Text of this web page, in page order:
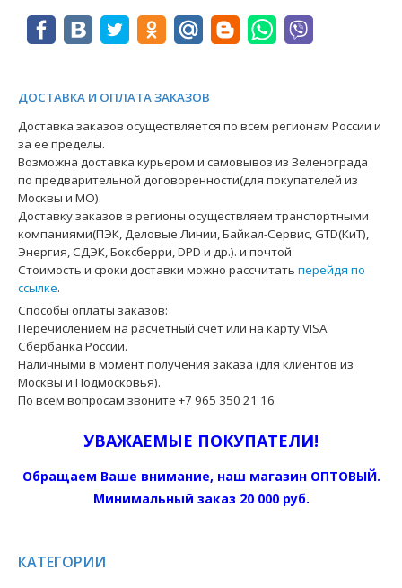
ДОСТАВКА И ОПЛАТА ЗАКАЗОВ
Доставка заказов осуществляется по всем регионам России и
за ее пределы.
Возможна доставка курьером и самовывоз из Зеленограда
по предварительной договоренности(для покупателей из
Москвы и МО).
Доставку заказов в регионы осуществляем транспортными
компаниями(ПЭК, Деловые Линии, Байкал-Сервис, GTD(КиТ),
Энергия, СДЭК, Боксберри, DPD и др.). и почтой
Стоимость и сроки доставки можно рассчитать перейдя по
ссылке.
Способы оплаты заказов:
Перечислением на расчетный счет или на карту VISA
Сбербанка России.
Наличными в момент получения заказа (для клиентов из
Москвы и Подмосковья).
По всем вопросам звоните +7 965 350 21 16
УВАЖАЕМЫЕ ПОКУПАТЕЛИ!
Обращаем Ваше внимание, наш магазин ОПТОВЫЙ.
Минимальный заказ 20 000 руб.
КАТЕГОРИИ